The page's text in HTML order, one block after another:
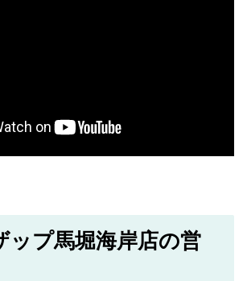
ップ馬堀海岸店の営